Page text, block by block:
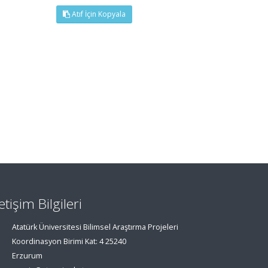
Atıf İçin Kopyala
Bilgileri
Atatürk Üniversitesi Bilimsel Araştırma Projeleri
Koordinasyon Birimi Kat: 4 25240
Erzurum